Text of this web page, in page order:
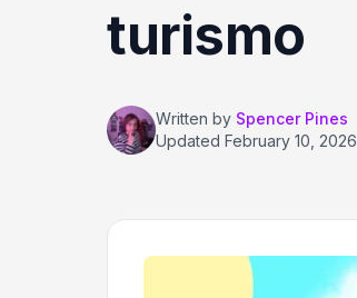
turismo
Written by Spencer Pines
Updated February 10, 2026